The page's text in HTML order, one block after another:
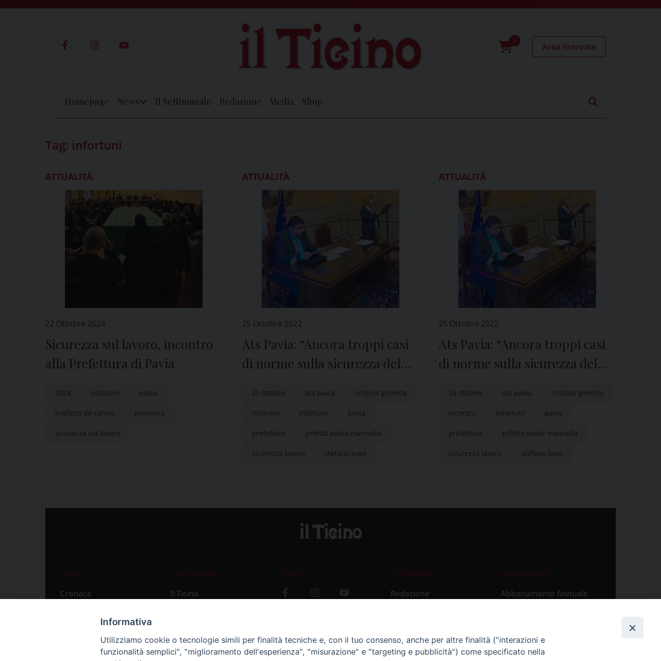
0
Area riservata
Homepage News Il Settimanale Redazione Media Shop
Tag: infortuni
ATTUALITÀ
22 Ottobre 2024
Sicurezza sul lavoro, incontro
alla Prefettura di Pavia
2024 infortuni pavia
prefetto de carlini provincia
sicurezza sul lavoro
ATTUALITÀ
25 Ottobre 2022
Ats Pavia: “Ancora troppi casi
di norme sulla sicurezza del
aziende della provincia”
25 ottobre ats pavia cristina gremita
incontro infortuni pavia
prefettura prfetto paola mannella
sicurezza lavoro stefano boni
ATTUALITÀ
25 Ottobre 2022
Ats Pavia: “Ancora troppi casi
di norme sulla sicurezza del
aziende della provincia”
25 ottobre ats pavia cristina gremita
incontro infortuni pavia
prefettura prfetto paola mannella
sicurezza lavoro stefano boni
News
Cronaca
Primo Piano
Il settimanale
Il Ticino
Social
L’editoriale
Redazione
Abbonamenti
Abbonamento Annuale
Abbonamento Singola
Informativa
Utilizziamo cookie o tecnologie simili per finalità tecniche e, con il tuo consenso, anche per altre finalità ("interazioni e
funzionalità semplici", "miglioramento dell'esperienza", "misurazione" e "targeting e pubblicità") come specificato nella